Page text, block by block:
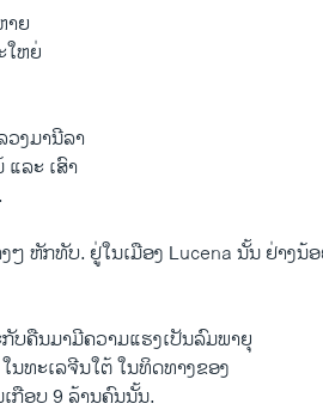
າຍ​
ໃຫຍ່​
ງມາ​ນີລາ
ລະ ເສົາ​
ຫັກທັບ. ຢູ່​ໃນ​ເມືອງ Lucena ນັ້ນ ຢ່າງ​ນ້
ບ​ຄືນ​ມາ​ມີ​ຄວາມ​ແຮງເປັນລົມພາຍຸ
ທະ​ເລ​ຈີນ​ໃຕ້ ​ໃນ​ທິດ​ທາງ​ຂອງ​
ກືອບ 9 ລ້ານ​ຄົນນັ້ນ.